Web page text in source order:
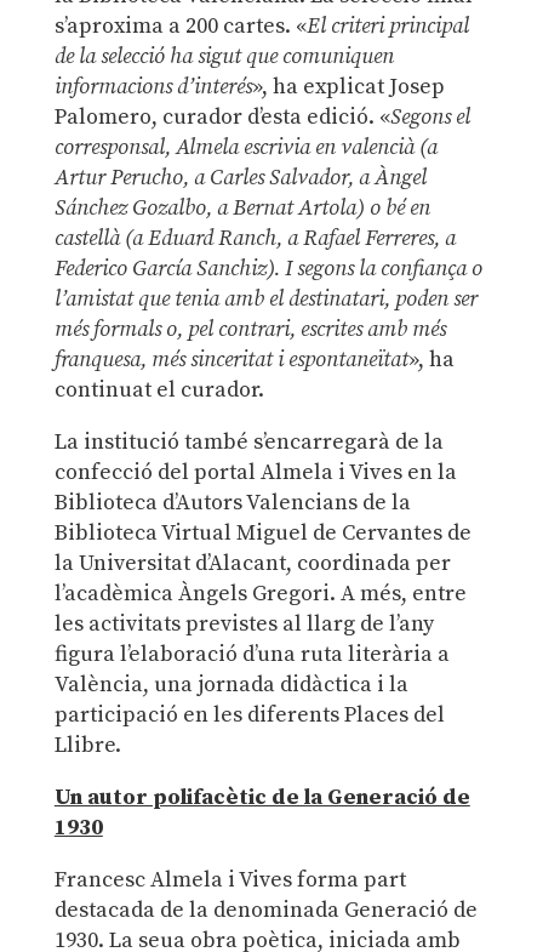
s’aproxima a 200 cartes. «El criteri principal
de la selecció ha sigut que comuniquen
informacions d’interés», ha explicat Josep
Palomero, curador d’esta edició. «Segons el
corresponsal, Almela escrivia en valencià (a
Artur Perucho, a Carles Salvador, a Àngel
Sánchez Gozalbo, a Bernat Artola) o bé en
castellà (a Eduard Ranch, a Rafael Ferreres, a
Federico García Sanchiz). I segons la confiança o
l’amistat que tenia amb el destinatari, poden ser
més formals o, pel contrari, escrites amb més
franquesa, més sinceritat i espontaneïtat», ha
continuat el curador.
La institució també s’encarregarà de la
confecció del portal Almela i Vives en la
Biblioteca d’Autors Valencians de la
Biblioteca Virtual Miguel de Cervantes de
la Universitat d’Alacant, coordinada per
l’acadèmica Àngels Gregori. A més, entre
les activitats previstes al llarg de l’any
figura l’elaboració d’una ruta literària a
València, una jornada didàctica i la
participació en les diferents Places del
Llibre.
Un autor polifacètic de la Generació de
1930
Francesc Almela i Vives forma part
destacada de la denominada Generació de
1930. La seua obra poètica, iniciada amb